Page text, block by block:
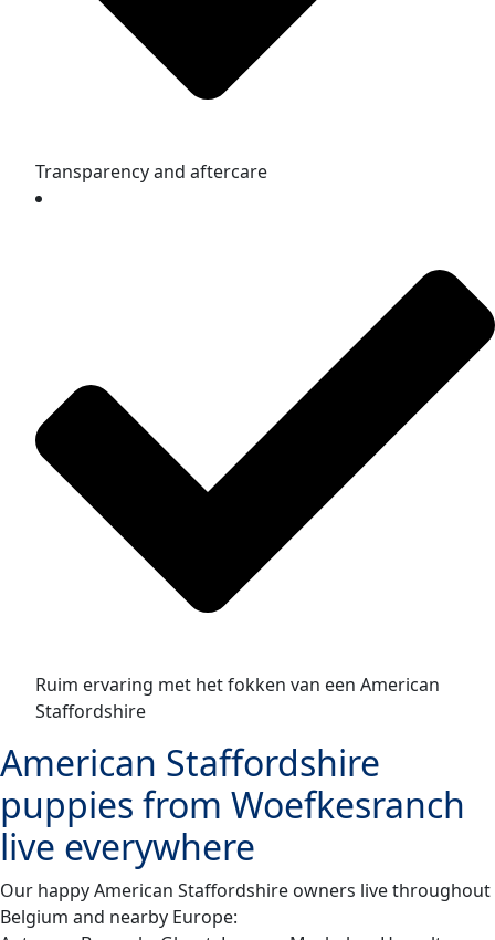
Transparency and aftercare
Ruim ervaring met het fokken van een American
Staffordshire
American Staffordshire
puppies from Woefkesranch
live everywhere
Our happy American Staffordshire owners live throughout
Belgium and nearby Europe: